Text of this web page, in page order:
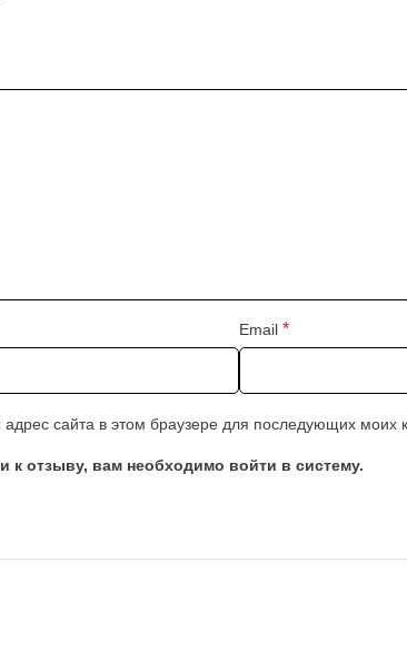
Email *
сайта в этом браузере для последующих моих
отзыву, вам необходимо войти в систему.